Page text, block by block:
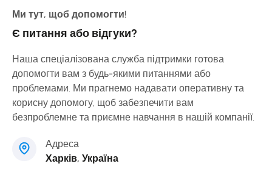
Ми тут, щоб допомогти!
Є питання або відгуки?
Наша спеціалізована служба підтримки готова
допомогти вам з будь-якими питаннями або
проблемами. Ми прагнемо надавати оперативну та
корисну допомогу, щоб забезпечити вам
безпроблемне та приємне навчання в нашій компанії.
Адреса
Харків, Україна